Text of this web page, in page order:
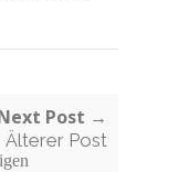
Post →
Älterer Post